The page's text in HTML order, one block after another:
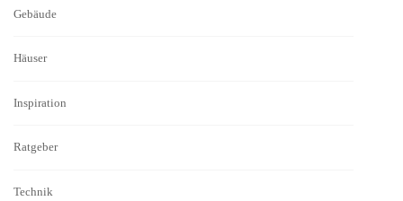
Gebäude
Häuser
Inspiration
Ratgeber
Technik